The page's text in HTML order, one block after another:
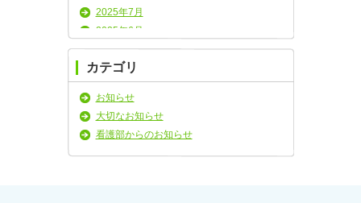
2025年7月
2025年6月
2025年5月
2025年4月
2025年2月
2025年1月
2024年11月
カテゴリ
お知らせ
大切なお知らせ
看護部からのお知らせ